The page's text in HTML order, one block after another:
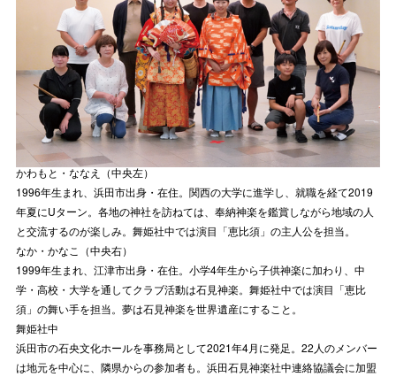
かわもと・ななえ（中央左）
1996年生まれ、浜田市出身・在住。関西の大学に進学し、就職を経て2019
年夏にUターン。各地の神社を訪ねては、奉納神楽を鑑賞しながら地域の人
と交流するのが楽しみ。舞姫社中では演目「恵比須」の主人公を担当。
なか・かなこ（中央右）
1999年生まれ、江津市出身・在住。小学4年生から子供神楽に加わり、中
学・高校・大学を通してクラブ活動は石見神楽。舞姫社中では演目「恵比
須」の舞い手を担当。夢は石見神楽を世界遺産にすること。
舞姫社中
浜田市の石央文化ホールを事務局として2021年4月に発足。22人のメンバー
は地元を中心に、隣県からの参加者も。浜田石見神楽社中連絡協議会に加盟